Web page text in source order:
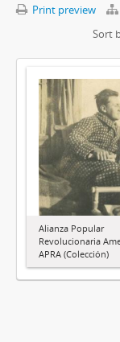
Print preview
Sort
Alianza Popular
Revolucionaria
APRA (Colección)